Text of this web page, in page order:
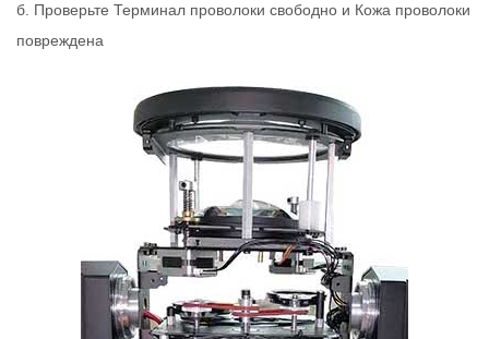
б. Проверьте Терминал проволоки свободно и Кожа проволоки
повреждена